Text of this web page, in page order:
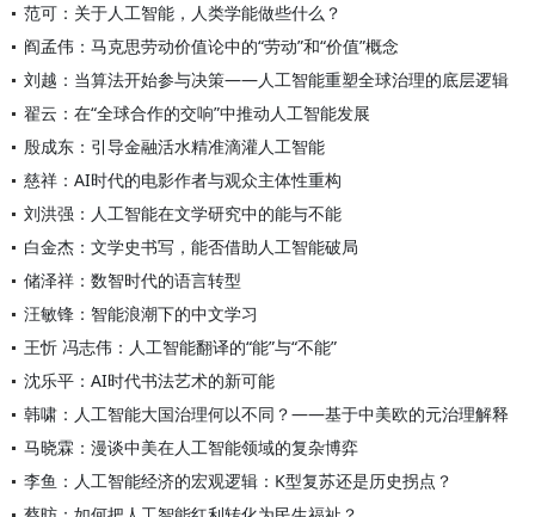
范可：关于人工智能，人类学能做些什么？
阎孟伟：马克思劳动价值论中的“劳动”和“价值”概念
刘越：当算法开始参与决策——人工智能重塑全球治理的底层逻辑
翟云：在“全球合作的交响”中推动人工智能发展
殷成东：引导金融活水精准滴灌人工智能
慈祥：AI时代的电影作者与观众主体性重构
刘洪强：人工智能在文学研究中的能与不能
白金杰：文学史书写，能否借助人工智能破局
储泽祥：数智时代的语言转型
汪敏锋：智能浪潮下的中文学习
王忻 冯志伟：人工智能翻译的“能”与“不能”
沈乐平：AI时代书法艺术的新可能
韩啸：人工智能大国治理何以不同？——基于中美欧的元治理解释
马晓霖：漫谈中美在人工智能领域的复杂博弈
李鱼：人工智能经济的宏观逻辑：K型复苏还是历史拐点？